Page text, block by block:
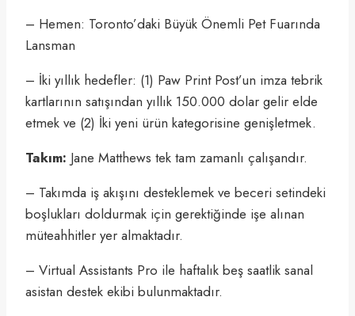
– Hemen: Toronto’daki Büyük Önemli Pet Fuarında
Lansman
– İki yıllık hedefler: (1) Paw Print Post’un imza tebrik
kartlarının satışından yıllık 150.000 dolar gelir elde
etmek ve (2) İki yeni ürün kategorisine genişletmek.
Takım: Jane Matthews tek tam zamanlı çalışandır.
– Takımda iş akışını desteklemek ve beceri setindeki
boşlukları doldurmak için gerektiğinde işe alınan
müteahhitler yer almaktadır.
– Virtual Assistants Pro ile haftalık beş saatlik sanal
asistan destek ekibi bulunmaktadır.